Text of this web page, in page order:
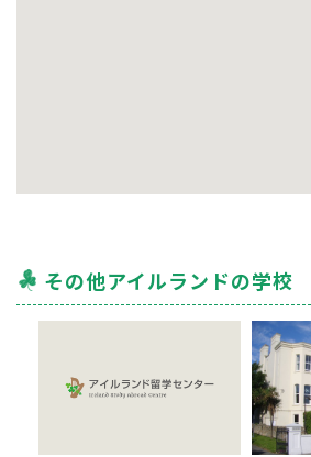
その他アイルランドの学校